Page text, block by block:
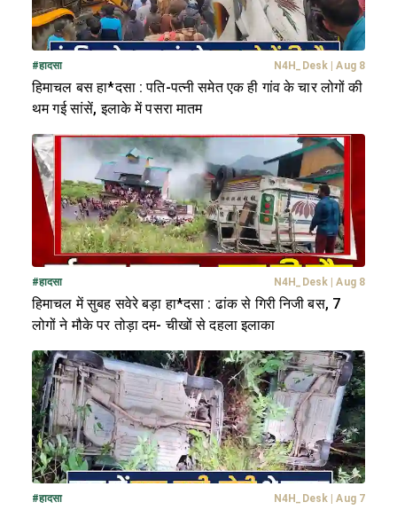
#हादसा N4H_Desk | Aug 8
हिमाचल बस हा*दसा : पति-पत्नी समेत एक ही गांव के चार लोगों की
थम गई सांसें, इलाके में पसरा मातम
#हादसा N4H_Desk | Aug 8
हिमाचल में सुबह सवेरे बड़ा हा*दसा : ढांक से गिरी निजी बस, 7
लोगों ने मौके पर तोड़ा दम- चीखों से दहला इलाका
#हादसा N4H_Desk | Aug 7